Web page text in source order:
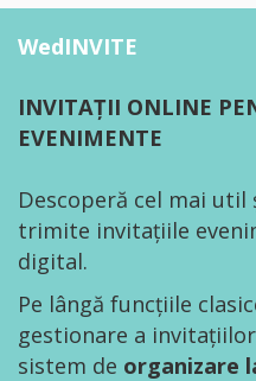
WedINVITE
INVITAȚII ONLINE
EVENIMENTE
Descoperă cel mai
trimite invitațiile
digital.
Pe lângă funcțiile
gestionare a
sistem de organizare